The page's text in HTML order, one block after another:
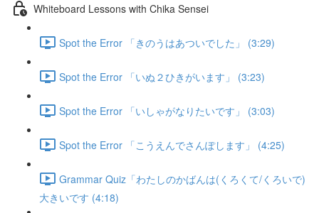
Whiteboard Lessons with Chika Sensei
Spot the Error 「きのうはあついでした」 (3:29)
Spot the Error 「いぬ２ひきがいます」 (3:23)
Spot the Error 「いしゃがなりたいです」 (3:03)
Spot the Error 「こうえんでさんぽします」 (4:25)
Grammar Quiz「わたしのかばんは(くろくて/くろいで)
大きいです (4:18)